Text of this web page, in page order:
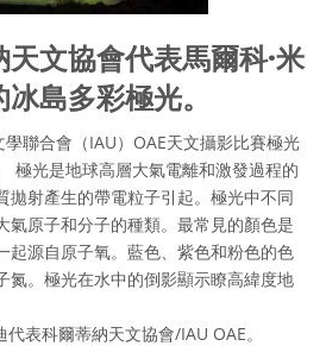
文協會代表馬爾科·米
島多彩極光。
聯合會（IAU）OAE天文攝影比賽極光
極光是地球高層大氣電離和激發過程的
拋射產生的帶電粒子引起。極光中不同
氣原子和分子的種類。最常見的顏色是
起源自原子氧。藍色、紫色和粉色的色
氮。極光在水中的倒影顯示瞭高緯度地
代表科爾蒂納天文協會/IAU OAE。